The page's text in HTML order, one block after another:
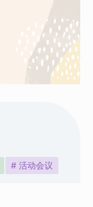
# 活动会议